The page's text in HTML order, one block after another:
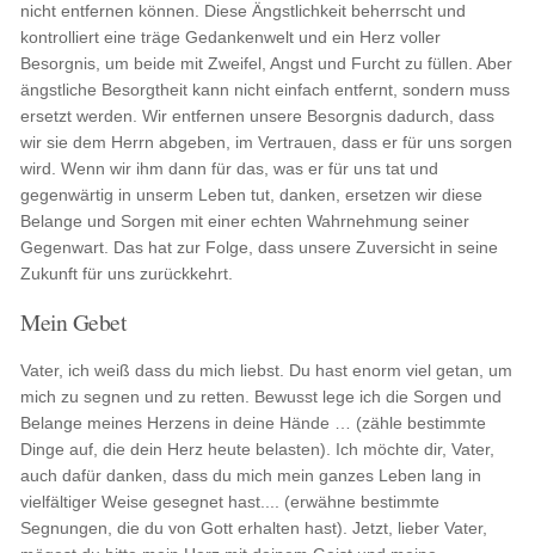
nicht entfernen können. Diese Ängstlichkeit beherrscht und
kontrolliert eine träge Gedankenwelt und ein Herz voller
Besorgnis, um beide mit Zweifel, Angst und Furcht zu füllen. Aber
ängstliche Besorgtheit kann nicht einfach entfernt, sondern muss
ersetzt werden. Wir entfernen unsere Besorgnis dadurch, dass
wir sie dem Herrn abgeben, im Vertrauen, dass er für uns sorgen
wird. Wenn wir ihm dann für das, was er für uns tat und
gegenwärtig in unserm Leben tut, danken, ersetzen wir diese
Belange und Sorgen mit einer echten Wahrnehmung seiner
Gegenwart. Das hat zur Folge, dass unsere Zuversicht in seine
Zukunft für uns zurückkehrt.
Mein Gebet
Vater, ich weiß dass du mich liebst. Du hast enorm viel getan, um
mich zu segnen und zu retten. Bewusst lege ich die Sorgen und
Belange meines Herzens in deine Hände … (zähle bestimmte
Dinge auf, die dein Herz heute belasten). Ich möchte dir, Vater,
auch dafür danken, dass du mich mein ganzes Leben lang in
vielfältiger Weise gesegnet hast.... (erwähne bestimmte
Segnungen, die du von Gott erhalten hast). Jetzt, lieber Vater,